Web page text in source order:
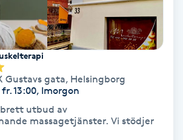
Gustavs gata, Helsingborg
13:00, Imorgon
utbud av
massagetjänster. Vi stödjer